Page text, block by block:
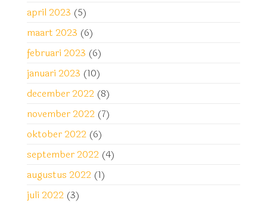
april 2023 (5)
maart 2023 (6)
februari 2023 (6)
januari 2023 (10)
december 2022 (8)
november 2022 (7)
oktober 2022 (6)
september 2022 (4)
augustus 2022 (1)
juli 2022 (3)